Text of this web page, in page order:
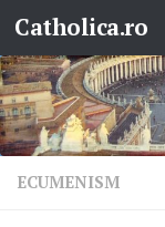
Skip to content
Catholica.ro
ECUMENISM